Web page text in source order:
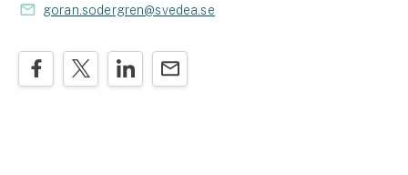
goran.sodergren@svedea.se